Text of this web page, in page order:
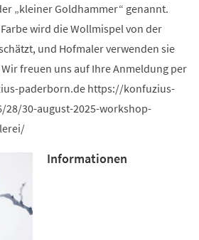
„kleiner Goldhammer“ genannt.
wird die Wollmispel von der
und Hofmaler verwenden sie
freuen uns auf Ihre Anmeldung per
paderborn dehttps://konfuzius-
30-august-2025-workshop-
Informationen